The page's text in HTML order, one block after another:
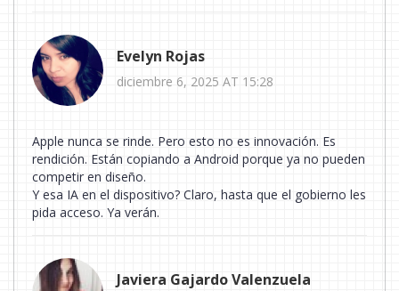
Evelyn Rojas
diciembre 6, 2025 AT 15:28
Apple nunca se rinde. Pero esto no es innovación. Es
rendición. Están copiando a Android porque ya no pueden
competir en diseño.
Y esa IA en el dispositivo? Claro, hasta que el gobierno les
pida acceso. Ya verán.
Javiera Gajardo Valenzuela